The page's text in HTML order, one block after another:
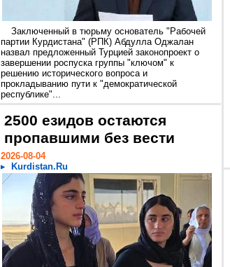
Заключенный в тюрьму основатель "Рабочей
партии Курдистана" (РПК) Абдулла Оджалан
назвал предложенный Турцией законопроект о
завершении роспуска группы "ключом" к
решению исторического вопроса и
прокладыванию пути к "демократической
республике"...
2500 езидов остаются
пропавшими без вести
2026-08-04
Kurdistan.Ru